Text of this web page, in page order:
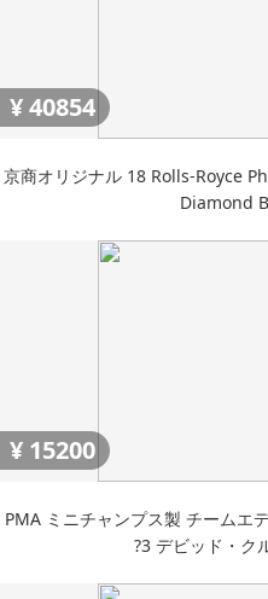
¥40854
京商オリジナル 18 Rolls-Royce
Diamond
¥ 15200
PMA ミニチャンプス製 チームエ
?3 デビッド・ク